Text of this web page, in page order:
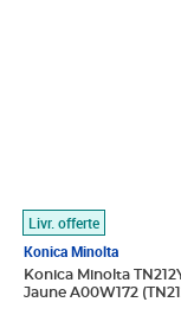
Livr. offerte
Konica Minolta
Konica Minolta
Jaune A00W172